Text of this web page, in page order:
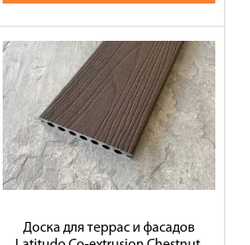
Доска для террас и фасадов